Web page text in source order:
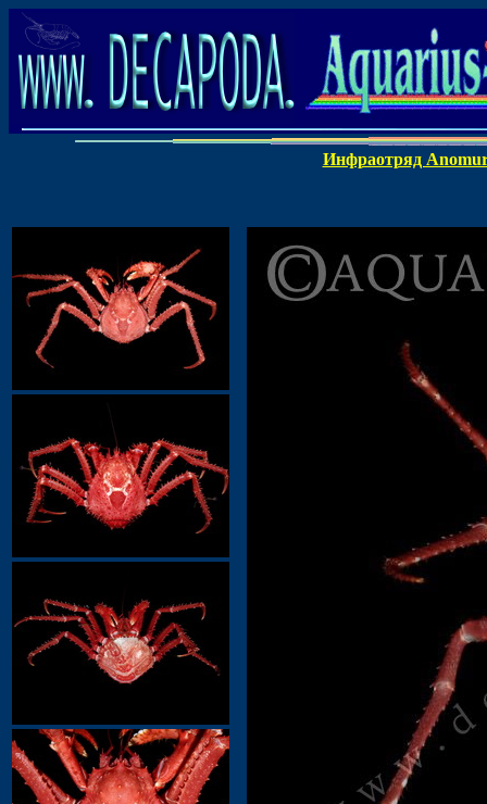
Инфраотряд